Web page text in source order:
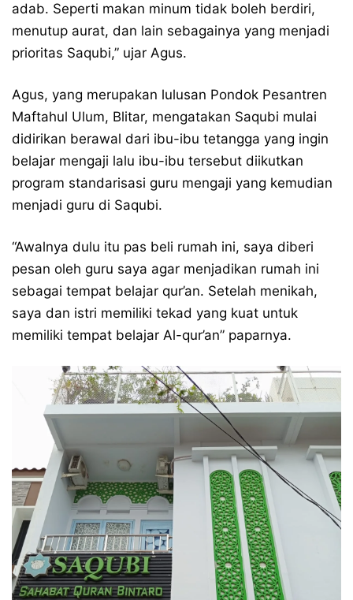
adab. Seperti makan minum tidak boleh berdiri,
menutup aurat, dan lain sebagainya yang menjadi
prioritas Saqubi,” ujar Agus.
Agus, yang merupakan lulusan Pondok Pesantren
Maftahul Ulum, Blitar, mengatakan Saqubi mulai
didirikan berawal dari ibu-ibu tetangga yang ingin
belajar mengaji lalu ibu-ibu tersebut diikutkan
program standarisasi guru mengaji yang kemudian
menjadi guru di Saqubi.
“Awalnya dulu itu pas beli rumah ini, saya diberi
pesan oleh guru saya agar menjadikan rumah ini
sebagai tempat belajar qur’an. Setelah menikah,
saya dan istri memiliki tekad yang kuat untuk
memiliki tempat belajar Al-qur’an” paparnya.